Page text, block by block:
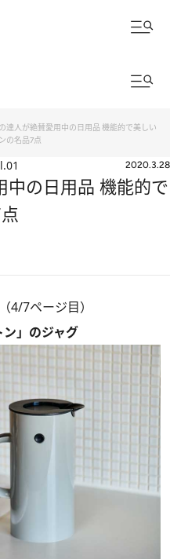
達人が絶賛愛用中の日用品 機能的で美しい
の名品7点
2020.3.28
中の日用品 機能的で
4/7ページ目）
」のジャグ